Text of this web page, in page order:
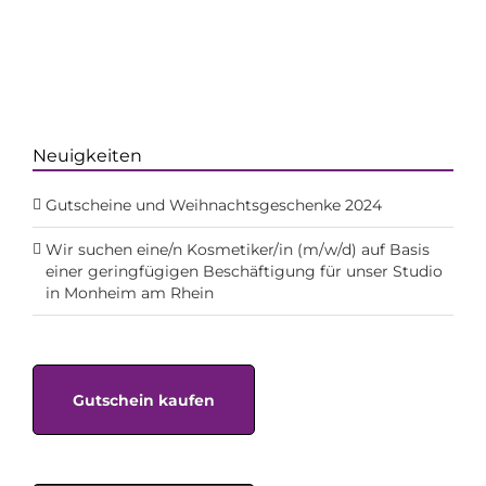
Neuigkeiten
Gutscheine und Weihnachtsgeschenke 2024
Wir suchen eine/n Kosmetiker/in (m/w/d) auf Basis
einer geringfügigen Beschäftigung für unser Studio
in Monheim am Rhein
Gutschein kaufen